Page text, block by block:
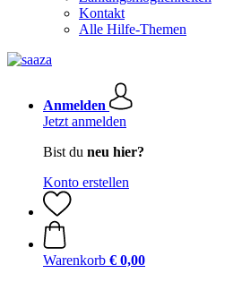
Kontakt
Alle Hilfe-Themen
Anmelden
Jetzt anmelden
Bist du neu hier?
Konto erstellen
Warenkorb € 0,00